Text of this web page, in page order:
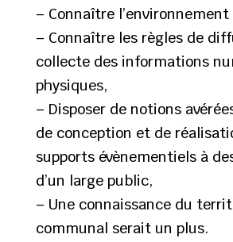
– Connaître
– Connaître les règles de
collecte des informations
physiques,
– Disposer de notions
de conception et de
supports évènementiels à
d’un large public,
– Une connaissance du
communal serait un plus.